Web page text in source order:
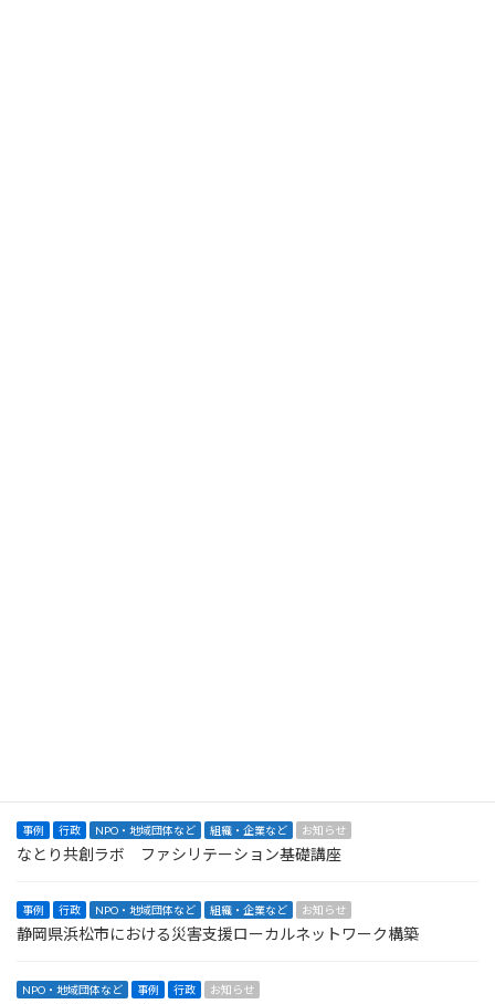
事例 行政 NPO・地域団体など 組織・企業など お知らせ
なとり共創ラボ ファシリテーション基礎講座
事例 行政 NPO・地域団体など 組織・企業など お知らせ
静岡県浜松市における災害支援ローカルネットワーク構築
NPO・地域団体など 事例 行政 お知らせ